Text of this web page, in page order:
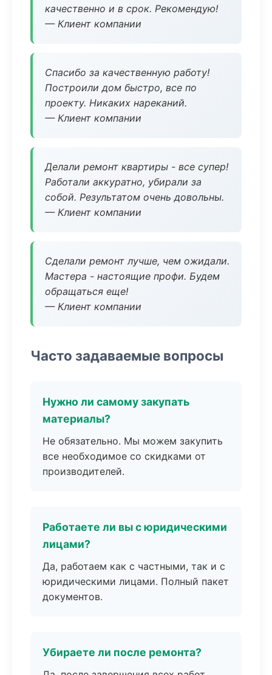
качественно и в срок. Рекомендую!
— Клиент компании
Спасибо за качественную работу!
Построили дом быстро, все по
проекту. Никаких нареканий.
— Клиент компании
Делали ремонт квартиры - все супер!
Работали аккуратно, убирали за
собой. Результатом очень довольны.
— Клиент компании
Сделали ремонт лучше, чем ожидали.
Мастера - настоящие профи. Будем
обращаться еще!
— Клиент компании
Часто задаваемые вопросы
Нужно ли самому закупать
материалы?
Не обязательно. Мы можем закупить
все необходимое со скидками от
производителей.
Работаете ли вы с юридическими
лицами?
Да, работаем как с частными, так и с
юридическими лицами. Полный пакет
документов.
Убираете ли после ремонта?